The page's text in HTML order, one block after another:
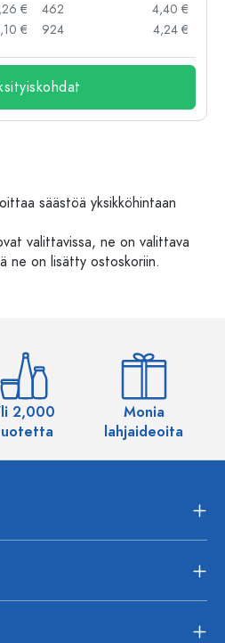
€
€
462
4,40 €
924
4,24 €
säästöä yksikköhintaan
valittavissa, ne on valittava
ne on lisätty ostoskoriin.
2,000
Monia
lahjaideoita